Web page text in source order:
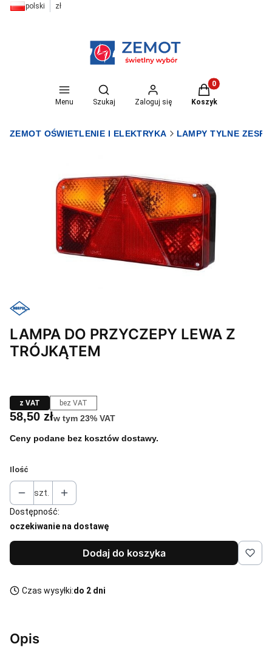
polski zł
Menu
Otwórz wyszukiwarkę
Szukaj Zaloguj się
Produkty w
Koszyk
ZEMOT OŚWIETLENIE I ELEKTRYKA LAMPY TYLNE
LAMPA DO PRZYCZEPY LEWA Z
TRÓJKĄTEM
z VAT bez VAT
Cena
58,50 złw tym 23% VAT
w tym 23% VAT
Ceny podane bez kosztów dostawy.
Ilość
szt.
Dostępność:
oczekiwanie na dostawę
Dodaj do koszyka
Czas wysyłki:do 2 dni
Opis